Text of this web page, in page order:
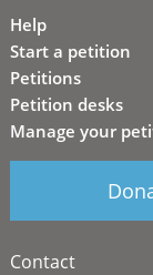
Help
Start a petition
Petitions
Petition desks
Manage your
Contact